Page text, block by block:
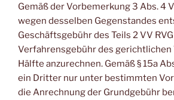
Gemäß der Vorbemerkung 3 Abs. 4
wegen desselben Gegenstandes
Geschäftsgebühr des Teils 2 VV
Verfahrensgebühr des gerichtlichen
Hälfte anzurechnen. Gemäß § 15a
ein Dritter nur unter bestimmten
die Anrechnung der Grundgebühr